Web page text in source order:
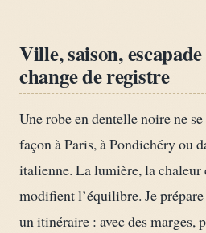
Ville, saison,
change de registre
Une robe en dentelle noire ne
façon à Paris, à Pondichéry ou
italienne. La lumière, la chaleur
modifient l’équilibre. Je
un itinéraire : avec des marges,